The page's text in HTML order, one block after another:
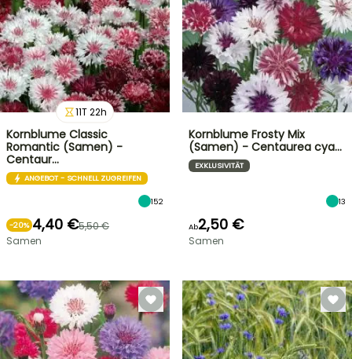
11T22h
Kornblume Classic
Romantic (Samen) -
Centaur…
ANGEBOT - SCHNELL ZUGREIFEN
152
-20% 4,40 €5,50 €
Samen
Kornblume Frosty Mix
(Samen) - Centaurea cya…
EXKLUSIVITÄT
13
Ab2,50 €
Samen